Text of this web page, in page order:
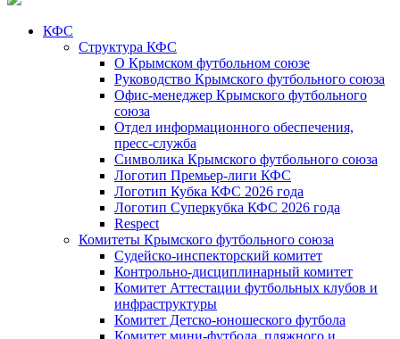
КФС
Структура КФС
О Крымском футбольном союзе
Руководство Крымского футбольного союза
Офис-менеджер Крымского футбольного
союза
Отдел информационного обеспечения,
пресс-служба
Символика Крымского футбольного союза
Логотип Премьер-лиги КФС
Логотип Кубка КФС 2026 года
Логотип Суперкубка КФС 2026 года
Respect
Комитеты Крымского футбольного союза
Судейско-инспекторский комитет
Контрольно-дисциплинарный комитет
Комитет Аттестации футбольных клубов и
инфраструктуры
Комитет Детско-юношеского футбола
Комитет мини-футбола, пляжного и